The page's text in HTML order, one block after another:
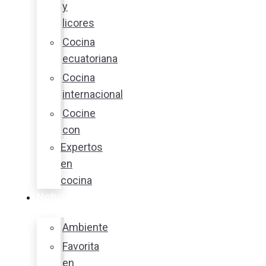
y
licores
Cocina
ecuatoriana
Cocina
internacional
Cocine
con
Expertos
en
cocina
Ambiente
Favorita
en